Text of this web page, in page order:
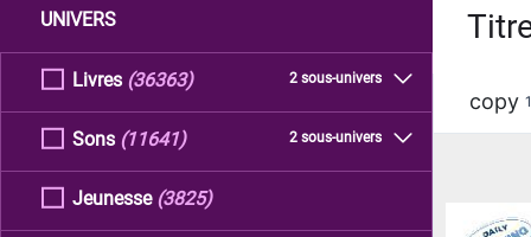
UNIVERS
Livres 2 sous-univers
(36363)
Sons 2 sous-univers
(11641)
Jeunesse (3825)
copy